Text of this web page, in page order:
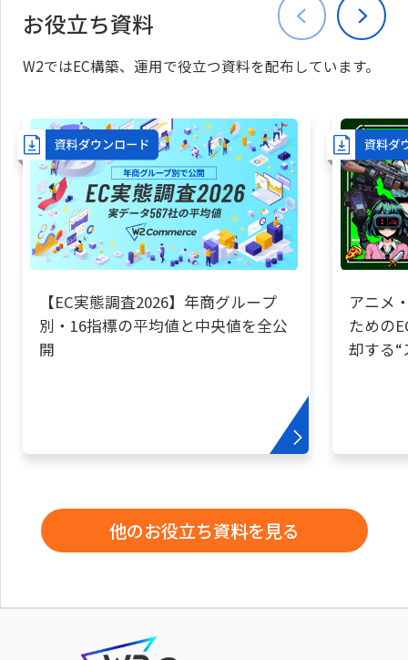
お役立ち資料
W2ではEC構築、運用で役立つ資料を配布しています。
【EC実態調査2026】年商グループ
別・16指標の平均値と中央値を全公
開
アニメ
ための
却する
他のお役立ち資料を見る